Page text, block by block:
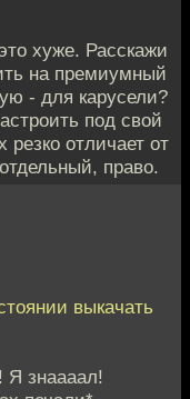
хуже. Расскажи
на премиумный
- для карусели?
под свой
резко отличает от
право.
выкачать
Я знаааал!